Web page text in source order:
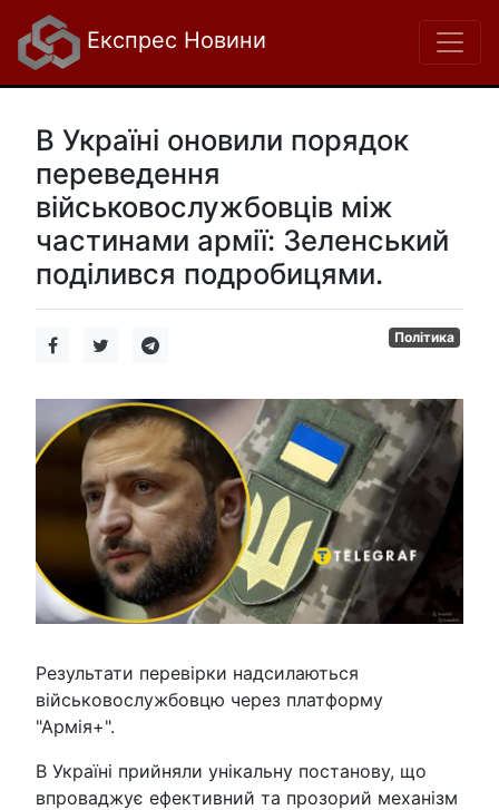
Експрес Новини
В Україні оновили порядок
переведення
військовослужбовців між
частинами армії: Зеленський
поділився подробицями.
Політика
Результати перевірки надсилаються
військовослужбовцю через платформу
"Армія+".
В Україні прийняли унікальну постанову, що
впроваджує ефективний та прозорий механізм